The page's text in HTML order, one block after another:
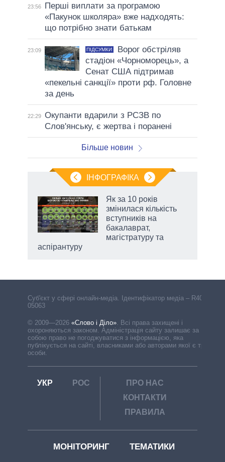
23:56
Перші виплати за програмою
«Пакунок школяра» вже надходять:
що потрібно знати батькам
23:09 ПІДСУМКИ
Ворог обстріляв
стадіон «Чорноморець», а
Сенат США підтримав
«пекельні санкції» проти рф. Головне
за день
22:29 Окупанти вдарили з РСЗВ по
Слов'янську, є жертва і поранені
Більше новин
ІНФОГРАФІКА
Як за 10 років
змінилася кількість
вступників на
бакалаврат,
магістратуру та
аспірантуру
Cуб'єкт у сфері онлайн-медіа. Ідентифікатор медіа – R40-
05063
© 2009—2026 «Слово і Діло». Всі права захищені і
охороняються законом. Адміністрація сайту залишає за
собою право не погоджуватися з інформацією, яка
публікується на сайті, власниками або авторами якої є треті
особи.
УКР РОС
ПРО НАС
КОНТАКТИ
ПРАВИЛА
МОНІТОРИНГ ТЕМАТИКИ